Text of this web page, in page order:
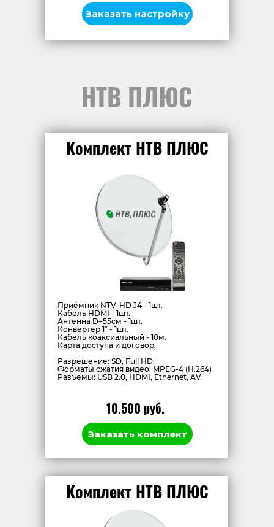
Заказать настройку
Комплект НТВ ПЛЮС
Приёмник NTV-HD J4 - 1шт.
Кабель HDMI - 1шт.
Антенна D=55см - 1шт.
Конвертер 1* - 1шт.
Кабель коаксиальный - 10м.
Карта доступа и договор.
Разрешение: SD, Full HD.
Форматы сжатия видео: MPEG-4 (H.264)
Разъемы: USB 2.0, HDMI, Ethernet, AV.
Комплект НТВ ПЛЮС
10.500 руб.
НТВ ПЛЮС
Заказать комплект